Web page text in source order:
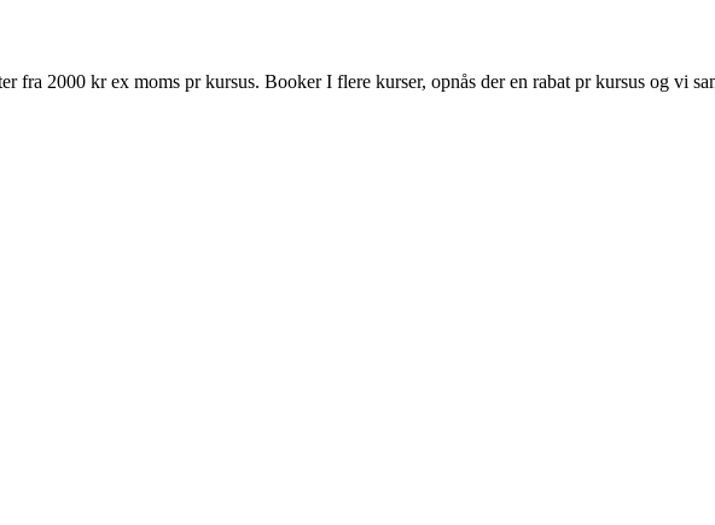
fra 2000 kr ex moms pr kursus. Booker I flere kurser, opnås der en rabat pr kursus og vi